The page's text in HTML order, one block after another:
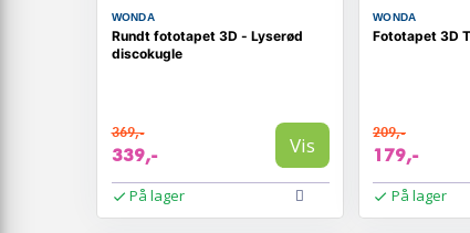
WONDA
Rundt fototapet 3D - Lyserød
discokugle
369,-
339,- Vis
På lager
WONDA
Fototapet 3D
209,-
179,-
På lager